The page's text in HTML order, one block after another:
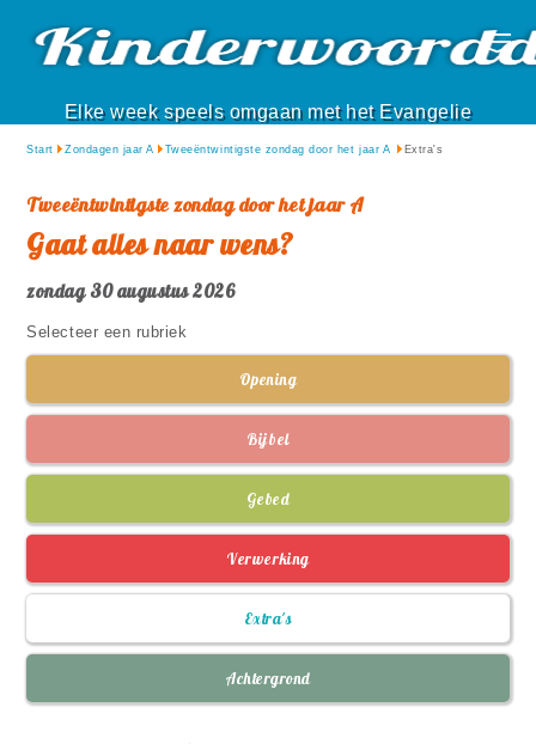
Elke week speels omgaan met het Evangelie
Start Zondagen jaar A Tweeëntwintigste zondag door het jaar A Extra's
Tweeëntwintigste zondag door het jaar A
Gaat alles naar wens?
zondag 30 augustus 2026
Selecteer een rubriek
Opening
Bijbel
Gebed
Verwerking
Extra's
Achtergrond